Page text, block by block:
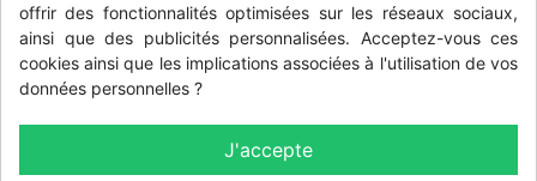
PRIX DÉGRESSIFS
En fonction des quantités, commandes et de
votre fidélité
En partenariat avec SoColissimo pour des
délais courts et respectés
offrir des fonctionnalités optimisées sur les réseaux sociaux,
ainsi que des publicités personnalisées. Acceptez-vous ces
cookies ainsi que les implications associées à l'utilisation de vos
données personnelles ?
J'accepte